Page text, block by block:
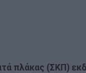
πλάκας (ΣΚΠ)